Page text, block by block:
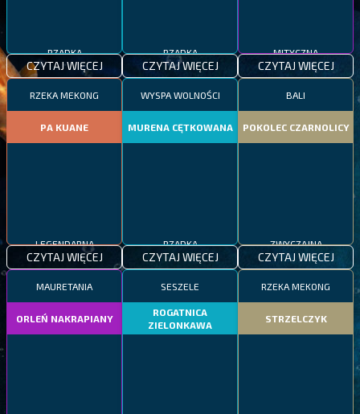
RZADKA
CZYTAJ WIĘCEJ
RZADKA
CZYTAJ WIĘCEJ
MITYCZNA
CZYTAJ WIĘCEJ
RZEKA MEKONG
PA KUANE
LEGENDARNA
CZYTAJ WIĘCEJ
WYSPA WOLNOŚCI
MURENA CĘTKOWANA
RZADKA
CZYTAJ WIĘCEJ
BALI
POKOLEC CZARNOLICY
ZWYCZAJNA
CZYTAJ WIĘCEJ
MAURETANIA
ORLEŃ NAKRAPIANY
SESZELE
ROGATNICA
ZIELONKAWA
RZEKA MEKONG
STRZELCZYK